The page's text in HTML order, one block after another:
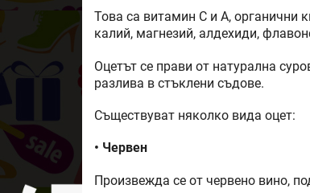
Това са витамин С и А, органични
калий, магнезий, алдехиди,
Оцетът се прави от натурална
разлива в стъклени съдове.
Съществуват няколко вида оцет:
• Червен
Произвежда се от червено вино,